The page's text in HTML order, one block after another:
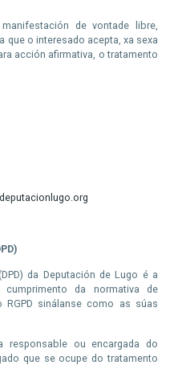
de vontade libre,
que o interesado acepta, xa sexa
acción afirmativa, o tratamento
)
DPD) da Deputación de Lugo é a
da normativa de
RGPD sinálanse como as súas
responsable ou encargada do
que se ocupe do tratamento